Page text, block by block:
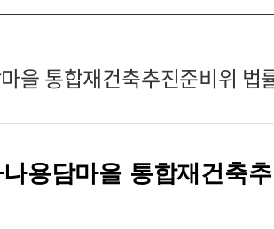
을 통합재건축추진준비위 법
용담마을 통합재건축